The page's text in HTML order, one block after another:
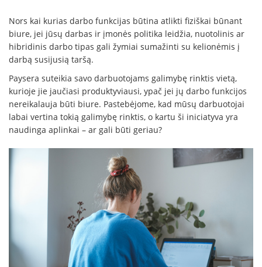
Nors kai kurias darbo funkcijas būtina atlikti fiziškai būnant
biure, jei jūsų darbas ir įmonės politika leidžia, nuotolinis ar
hibridinis darbo tipas gali žymiai sumažinti su kelionėmis į
darbą susijusią taršą.
Paysera suteikia savo darbuotojams galimybę rinktis vietą,
kurioje jie jaučiasi produktyviausi, ypač jei jų darbo funkcijos
nereikalauja būti biure. Pastebėjome, kad mūsų darbuotojai
labai vertina tokią galimybę rinktis, o kartu ši iniciatyva yra
naudinga aplinkai – ar gali būti geriau?